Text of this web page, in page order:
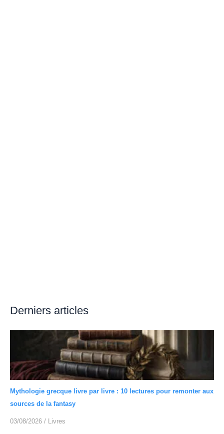
Derniers articles
Mythologie grecque livre par livre : 10 lectures pour remonter aux
sources de la fantasy
03/08/2026 / Livres